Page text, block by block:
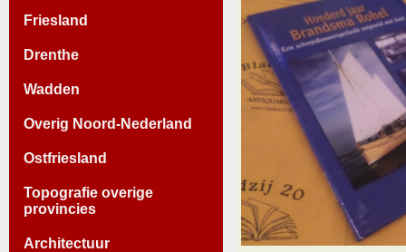
Friesland
Drenthe
Wadden
Overig Noord-Nederland
Ostfriesland
Topografie overige
provincies
Architectuur